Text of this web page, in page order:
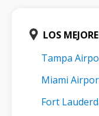
LOS
Tampa
Miami
Fort